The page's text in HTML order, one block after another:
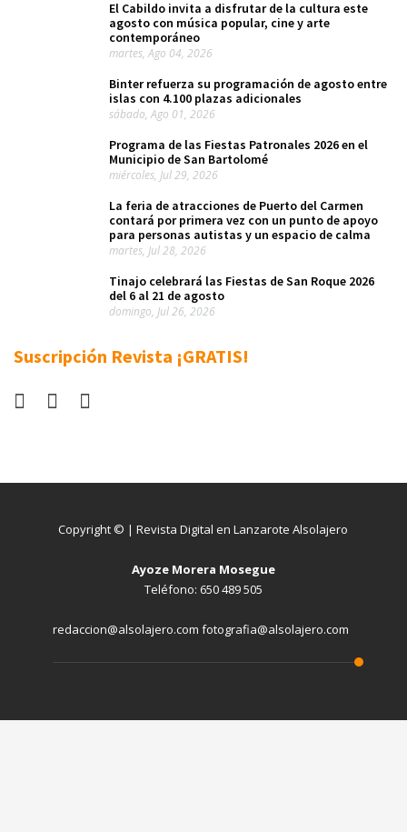
El Cabildo invita a disfrutar de la cultura este
agosto con música popular, cine y arte
contemporáneo
martes, Ago 04, 2026
Binter refuerza su programación de agosto entre
islas con 4.100 plazas adicionales
sábado, Ago 01, 2026
Programa de las Fiestas Patronales 2026 en el
Municipio de San Bartolomé
miércoles, Jul 29, 2026
La feria de atracciones de Puerto del Carmen
contará por primera vez con un punto de apoyo
para personas autistas y un espacio de calma
martes, Jul 28, 2026
Tinajo celebrará las Fiestas de San Roque 2026
del 6 al 21 de agosto
domingo, Jul 26, 2026
Suscripción Revista ¡GRATIS!
Copyright © | Revista Digital en Lanzarote Alsolajero
Ayoze Morera Mosegue
Teléfono: 650 489 505
redaccion@alsolajero.com fotografia@alsolajero.com